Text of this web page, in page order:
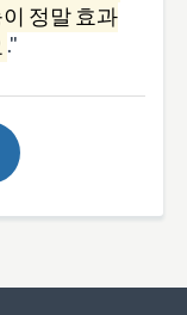
정말 효과
."